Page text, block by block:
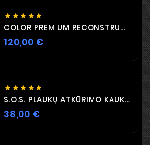
    
COLOR PREMIUM RECONSTRUCTION DUO 2 X 500 Ml
120,00 €Kaina
    
S.O.S. PLAUKŲ ATKŪRIMO KAUKĖ 300G
38,00 €Kaina